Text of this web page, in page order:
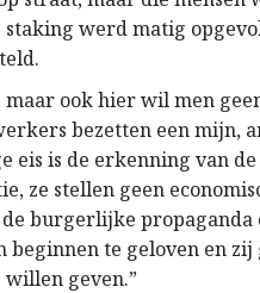
werd matig
ook hier wil men
bezetten een mijn,
eis is de erkenning van
ze stellen geen
burgerlijke propaganda
te geloven en zij
willen geven.”